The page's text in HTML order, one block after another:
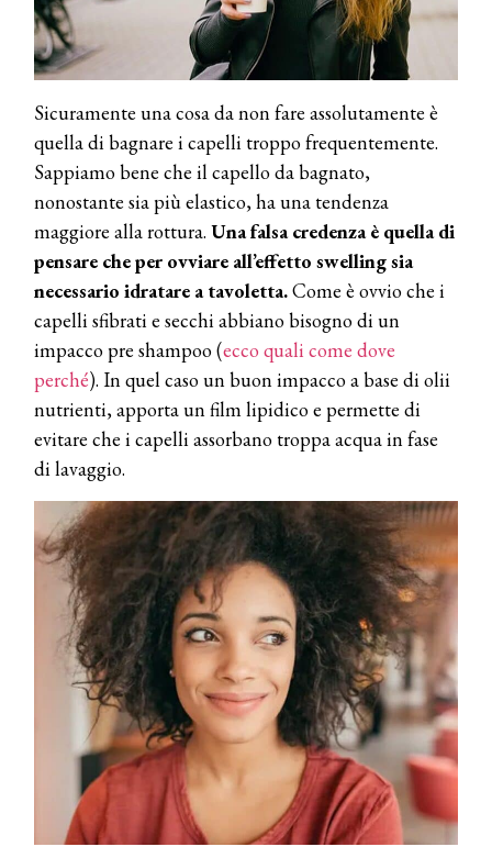
Sicuramente una cosa da non fare assolutamente è
quella di bagnare i capelli troppo frequentemente.
Sappiamo bene che il capello da bagnato,
nonostante sia più elastico, ha una tendenza
maggiore alla rottura. Una falsa credenza è quella di
pensare che per ovviare all’effetto swelling sia
necessario idratare a tavoletta.Come è ovvio che i
capelli sfibrati e secchi abbiano bisogno di un
impacco pre shampoo (ecco quali come dove
perché). In quel caso un buon impacco a base di olii
nutrienti, apporta un film lipidico e permette di
evitare che i capelli assorbano troppa acqua in fase
di lavaggio.